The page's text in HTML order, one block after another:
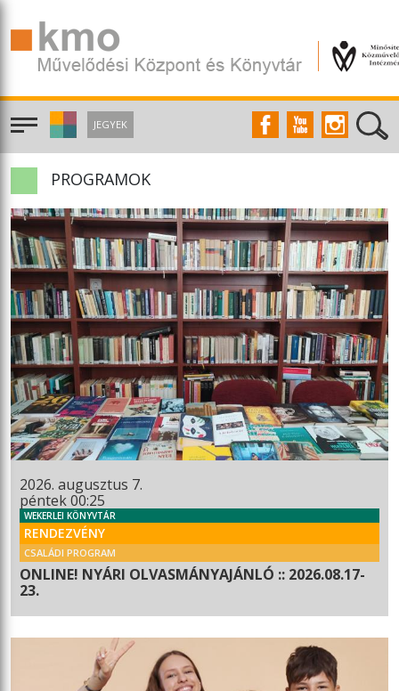
JEGYEK
PROGRAMOK
2026. augusztus 7.
péntek 00:25
WEKERLEI KÖNYVTÁR
RENDEZVÉNY
CSALÁDI PROGRAM
ONLINE! NYÁRI OLVASMÁNYAJÁNLÓ :: 2026.08.17-
23.